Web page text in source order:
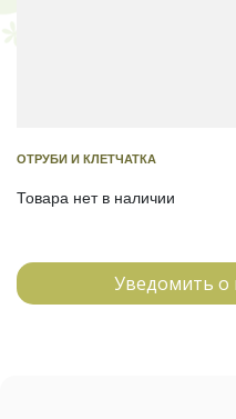
ОТРУБИ И КЛЕТЧАТКА
Товара нет в наличии
Уведомить о